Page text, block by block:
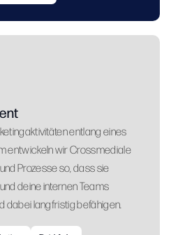
entlang eines
entwickeln wir Crossmediale
Prozesse so, dass sie
deine internen Teams
dabei langfristig befähigen.